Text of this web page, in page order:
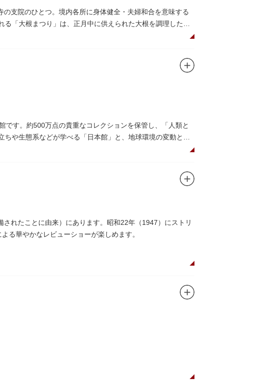
支院のひとつ。境内各所に身体健全・夫婦和合を意味する
「大根まつり」は、正月中に供えられた大根を調理した風
最高の祈祷法。心願成就の力があると考えられており、依
も知られ、毘沙門天が祀られています。
す。約500万点の貴重なコレクションを保管し、「人類と
や生態系などが学べる「日本館」と、地球環境の変動と生
界初のシアターで、月ごとに変わるオリジナル映像を上映
ども向けのコーナーもあり、お子様連れでも楽しめる博物
して、調査研究、標本資料の収集・保管・活用、展示・学
れたことに由来）にあります。昭和22年（1947）にストリ
る華やかなレビューショーが楽しめます。